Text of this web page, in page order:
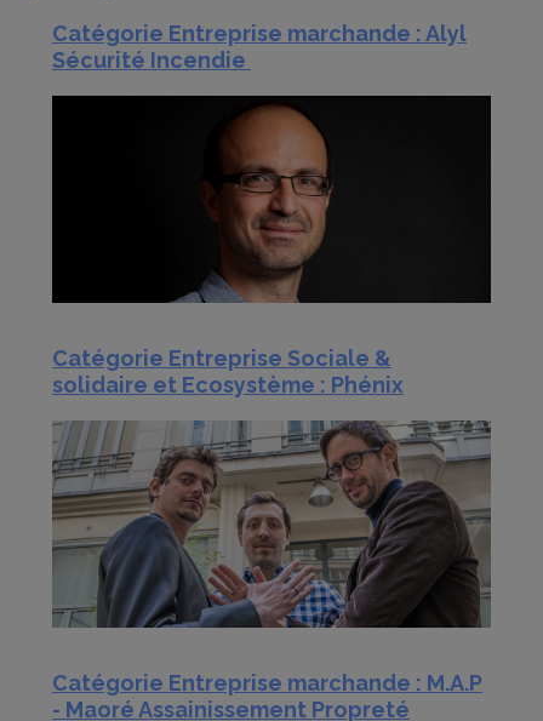
Catégorie Entreprise marchande : Alyl
Sécurité Incendie
Catégorie Entreprise Sociale &
solidaire et Ecosystème : Phénix
Catégorie Entreprise marchande : M.A.P
- Maoré Assainissement Propreté